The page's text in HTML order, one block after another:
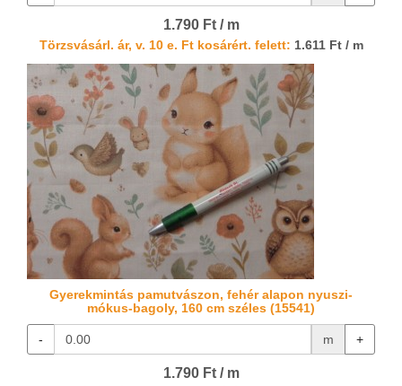
1.790 Ft / m
Törzsvásárl. ár, v. 10 e. Ft kosárért. felett: 1.611 Ft / m
Gyerekmintás pamutvászon, fehér alapon nyuszi-
mókus-bagoly, 160 cm széles (15541)
- m +
1.790 Ft / m